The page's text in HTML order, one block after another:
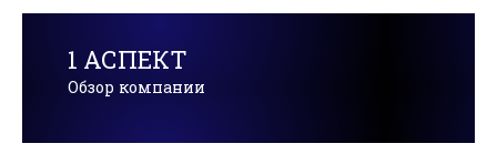
1 АСПЕКТ
Обзор компании